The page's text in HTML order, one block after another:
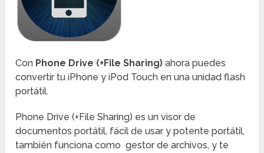
Con Phone Drive (+File Sharing) ahora puedes
convertir tu iPhone y iPod Touch en una unidad flash
portátil.
Phone Drive (+File Sharing) es un visor de
documentos portátil, fácil de usar y potente portátil,
también funciona como gestor de archivos, y te